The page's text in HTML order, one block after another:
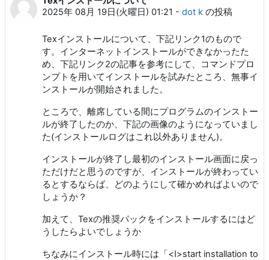
2025年 08月 19日(火曜日) 01:21 - dot k の投稿
Texインストールについて、下記リンク1のもので
す。インターネットインストールができなかったた
め、下記リンク2の記事を参考にして、コマンドプロ
ンプトを用いてインストールを試みたところ、無事イ
ンストールが開始されました。
ところで、離席している間にプログラムのインストー
ルが終了したのか、下記の画像のようになっていまし
た(インストールログはこれ以外ありません)。
インストールが終了し最初のインストール画面に戻っ
ただけだと思うのですが、インストールが終わってい
るとするならば、どのようにして確かめればよいので
しょうか？
加えて、Texの推奨パックをインストールするにはど
うしたらよいでしょうか
ちなみにインストール時には「<I>start installation to